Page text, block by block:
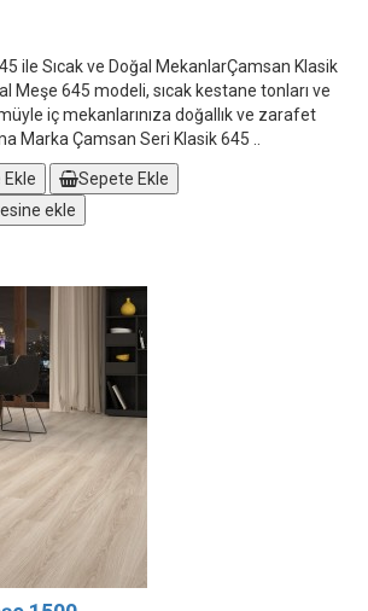
ile Sıcak ve Doğal MekanlarÇamsan Klasik
Meşe 645 modeli, sıcak kestane tonları ve
iç mekanlarınıza doğallık ve zarafet
Marka Çamsan Seri Klasik 645 ..
Ekle
Sepete Ekle
ekle